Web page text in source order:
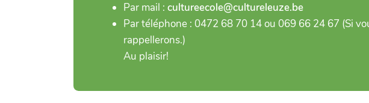
Par mail : cultureecole@cultureleuze.be
Par téléphone : 0472 68 70 14 ou 069 66 24 67 (Si
rappellerons.)
Au plaisir!